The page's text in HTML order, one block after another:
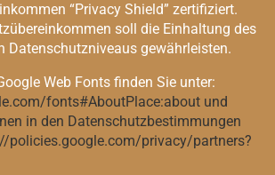
“Privacy Shield” zertifiziert.
soll die Einhaltung des
Datenschutzniveaus gewährleisten.
Web Fonts finden Sie unter:
fonts#AboutPlace:about und
in den Datenschutzbestimmungen
policies.google.com/privacy/partners?